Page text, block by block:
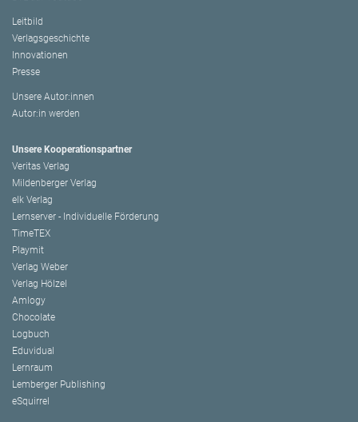
Leitbild
Verlagsgeschichte
Innovationen
Presse
Unsere Autor:innen
Autor:in werden
Unsere Kooperationspartner
Veritas Verlag
Mildenberger Verlag
elk Verlag
Lernserver - Individuelle Förderung
TimeTEX
Playmit
Verlag Weber
Verlag Hölzel
Amlogy
Chocolate
Logbuch
Eduvidual
Lernraum
Lemberger Publishing
eSquirrel